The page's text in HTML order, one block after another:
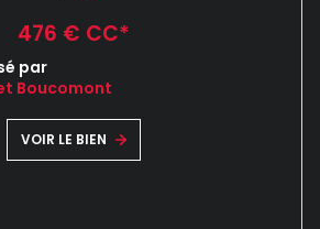
476 € CC*
par
Boucomont
VOIR LE BIEN